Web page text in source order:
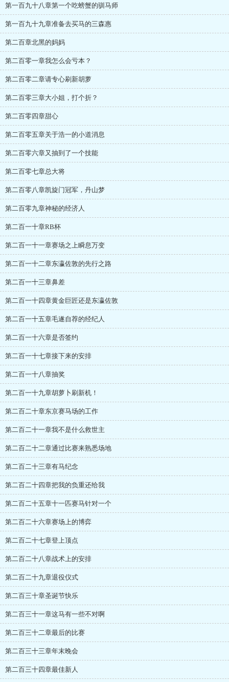
第一百九十八章第一个吃螃蟹的驯马师
第一百九十九章准备去买马的三森惠
第二百章北黑的妈妈
第二百零一章我怎么会亏本？
第二百零二章请专心刷新胡萝
第二百零三章大小姐，打个折？
第二百零四章甜心
第二百零五章关于浩一的小道消息
第二百零六章又抽到了一个技能
第二百零七章总大将
第二百零八章凯旋门冠军，丹山梦
第二百零九章神秘的经济人
第二百一十章RB杯
第二百一十一章赛场之上瞬息万变
第二百一十二章东瀛佐敦的先行之路
第二百一十三章鼻差
第二百一十四章黄金巨匠还是东瀛佐敦
第二百一十五章毛遂自荐的经纪人
第二百一十六章是否签约
第二百一十七章接下来的安排
第二百一十八章抽奖
第二百一十九章胡萝卜刷新机！
第二百二十章东京赛马场的工作
第二百二十一章我不是什么救世主
第二百二十二章通过比赛来熟悉场地
第二百二十三章有马纪念
第二百二十四章把我的负重还给我
第二百二十五章十一匹赛马针对一个
第二百二十六章赛场上的博弈
第二百二十七章登上顶点
第二百二十八章战术上的安排
第二百二十九章退役仪式
第二百三十章圣诞节快乐
第二百三十一章这马有一些不对啊
第二百三十二章最后的比赛
第二百三十三章年末晚会
第二百三十四章最佳新人